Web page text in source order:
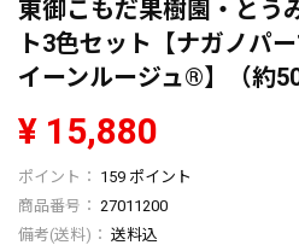
東御こもだ果樹園・とう
ト3色セット【ナガノパ
イーンルージュ®】（約
¥ 15,880
159 ポイント
商品番号
27011200
送料込